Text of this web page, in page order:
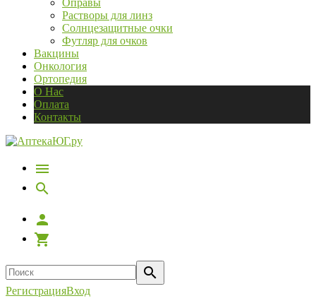
Оправы
Растворы для линз
Солнцезащитные очки
Футляр для очков
Вакцины
Онкология
Ортопедия
О Нас
Оплата
Контакты
РегистрацияВход